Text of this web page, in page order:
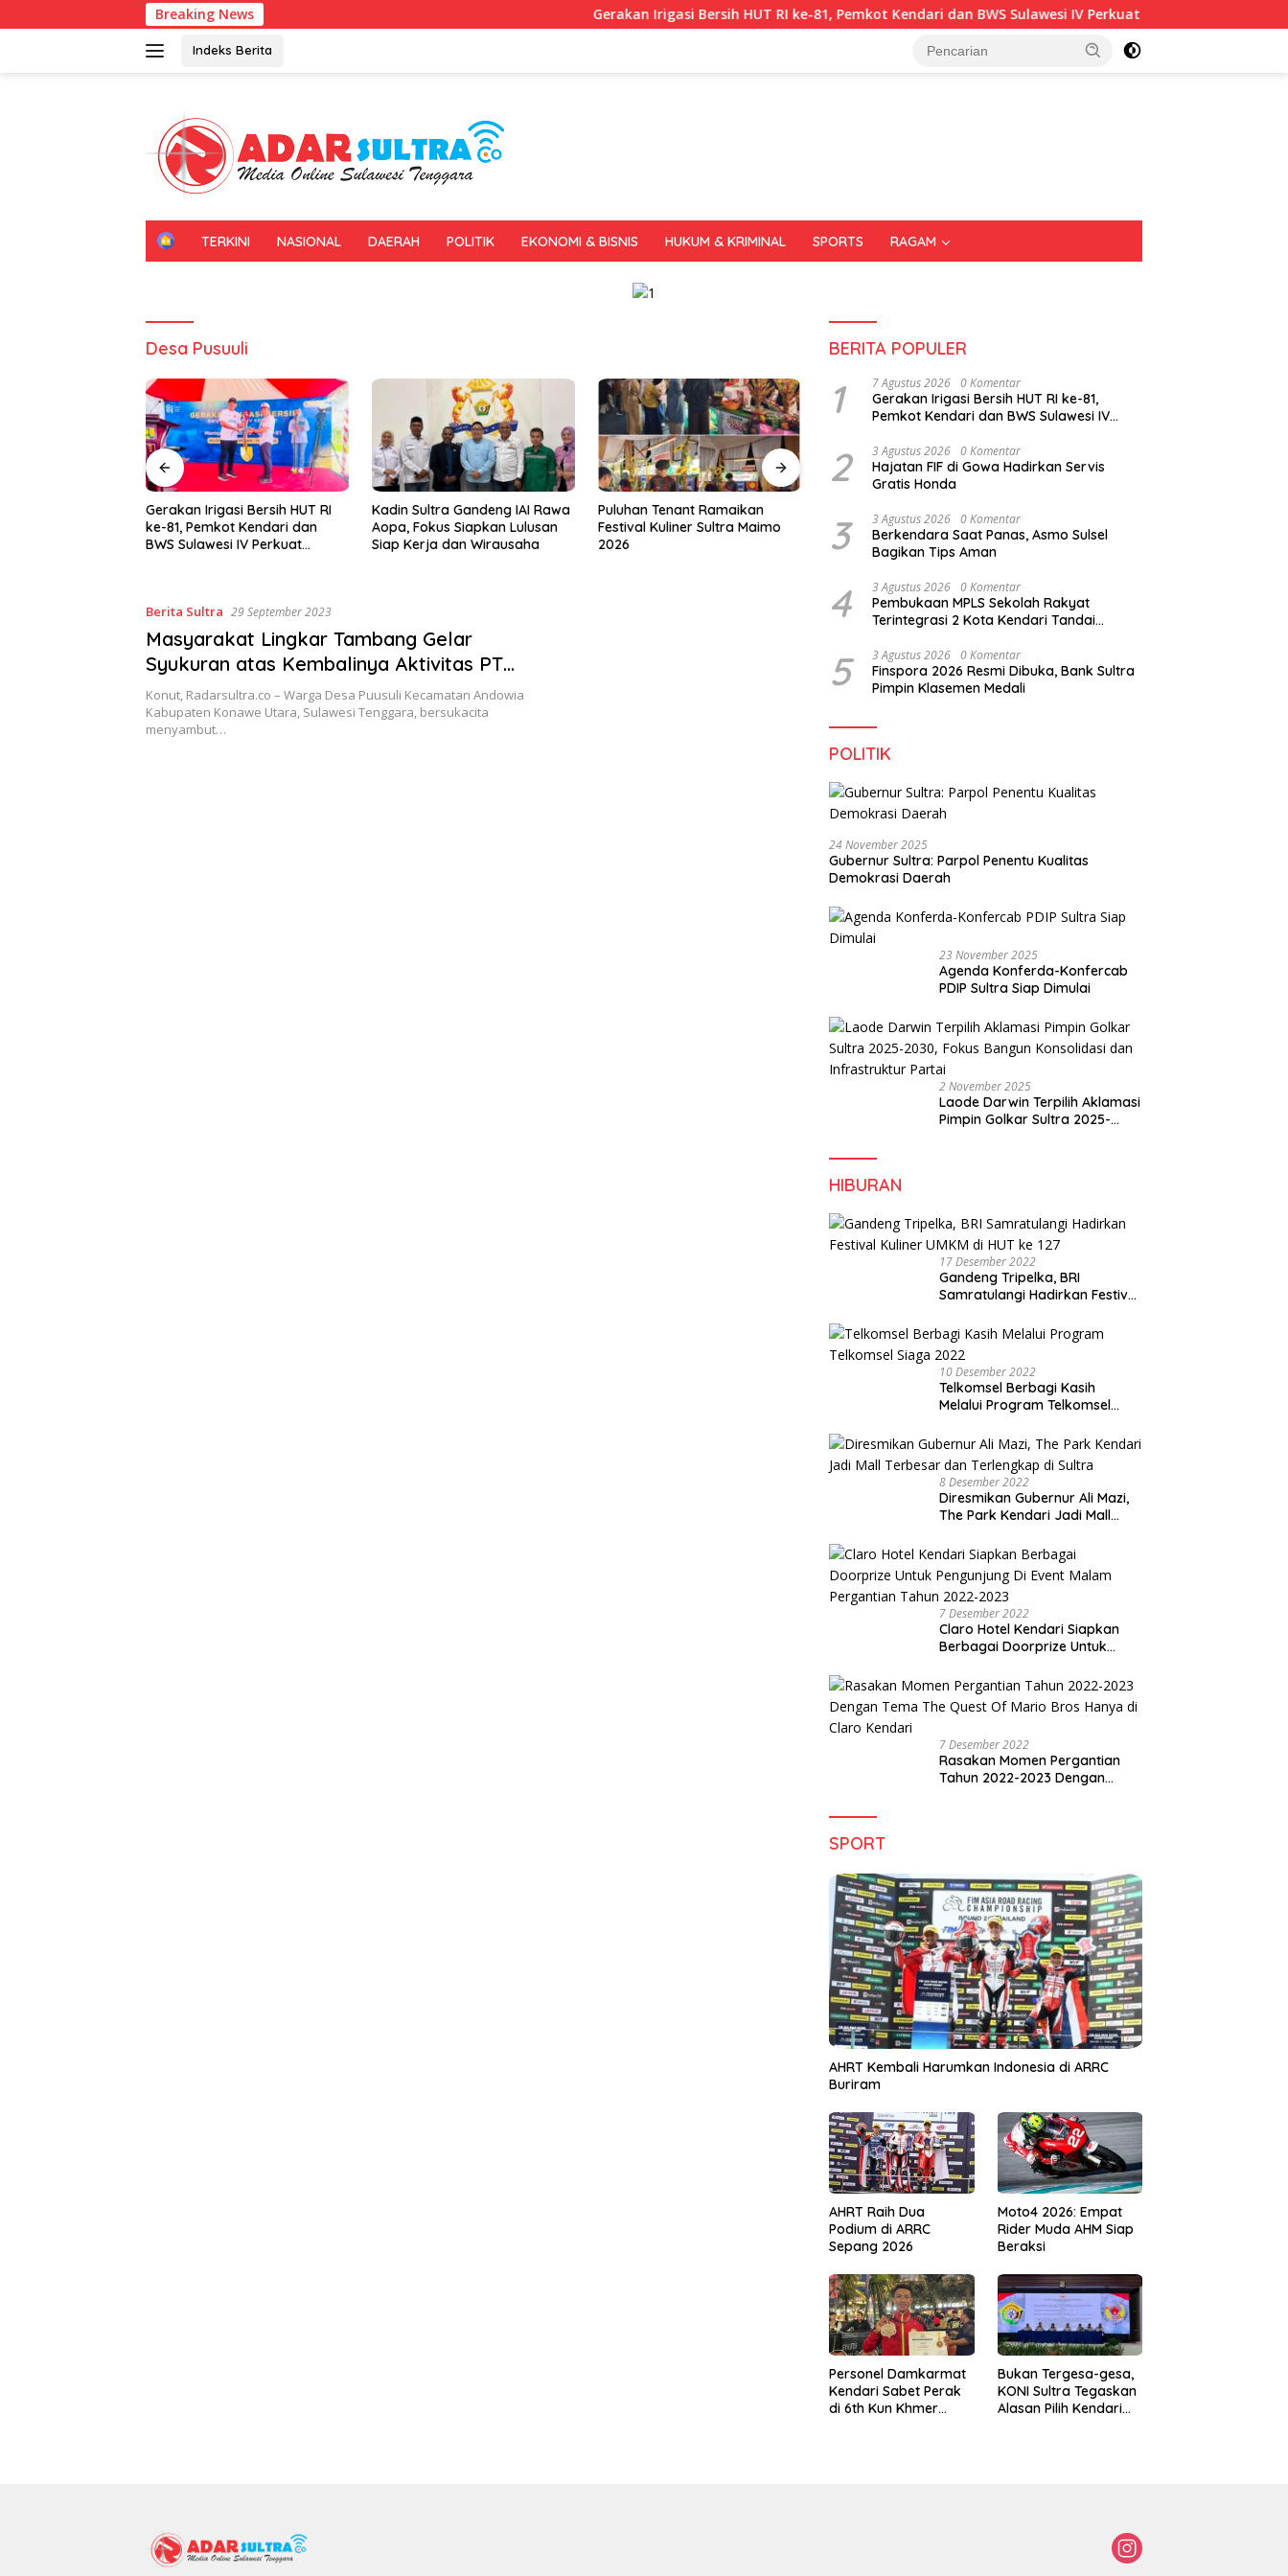
ke
Breaking News Gerakan Irigasi Bersih HUT RI ke-81, Pemkot Kendari dan BWS Sulawesi IV Perkuat Sinergi Jaga Irigasi Amohalo
Indeks Berita
H
TERKINI NASIONAL DAERAH POLITIK EKONOMI & BISNIS HUKUM & KRIMINAL SPORTS RAGAM
Desa Pusuuli
Kadin Sultra Gandeng IAI Rawa
Aopa, Fokus Siapkan Lulusan
Siap Kerja dan Wirausaha
Puluhan Tenant Ramaikan
Festival Kuliner Sultra Maimo
2026
Tiga Kabupaten Sultra Nikmati
Layanan Imigrasi Terintegrasi
Batas Negara
Infrastruktur Pariwisata dan
Berita Sultra 29 September 2023
Masyarakat Lingkar Tambang Gelar
Syukuran atas Kembalinya Aktivitas PT
SBP
Konut, Radarsultra.co – Warga Desa Puusuli Kecamatan Andowia
Kabupaten Konawe Utara, Sulawesi Tenggara, bersukacita
menyambut…
BERITA POPULER
1 7 Agustus 2026 0 Komentar
Gerakan Irigasi Bersih HUT RI ke-81,
Pemkot Kendari dan BWS Sulawesi IV
2 3 Agustus 2026 0 Komentar
Hajatan FIF di Gowa Hadirkan Servis
Gratis Honda
3 3 Agustus 2026 0 Komentar
Berkendara Saat Panas, Asmo Sulsel
Bagikan Tips Aman
4 3 Agustus 2026 0 Komentar
Pembukaan MPLS Sekolah Rakyat
Terintegrasi 2 Kota Kendari Tandai
5 3 Agustus 2026 0 Komentar
Finspora 2026 Resmi Dibuka, Bank Sultra
Pimpin Klasemen Medali
POLITIK
24 November 2025
Gubernur Sultra: Parpol Penentu Kualitas
Demokrasi Daerah
23 November 2025
Agenda Konferda-Konfercab
PDIP Sultra Siap Dimulai
2 November 2025
Laode Darwin Terpilih Aklamasi
Pimpin Golkar Sultra 2025-
HIBURAN
17 Desember 2022
Gandeng Tripelka, BRI
Samratulangi Hadirkan Festival
10 Desember 2022
Telkomsel Berbagi Kasih
Melalui Program Telkomsel
8 Desember 2022
Diresmikan Gubernur Ali Mazi,
The Park Kendari Jadi Mall
Sultra
7 Desember 2022
Claro Hotel Kendari Siapkan
Berbagai Doorprize Untuk
Pergantian Tahun 2022-2023
7 Desember 2022
Rasakan Momen Pergantian
Tahun 2022-2023 Dengan
SPORT
AHRT Kembali Harumkan Indonesia di ARRC
Buriram
AHRT Raih Dua
Podium di ARRC
Sepang 2026
Moto4 2026: Empat
Rider Muda AHM Siap
Beraksi
Personel Damkarmat
Kendari Sabet Perak
di 6th Kun Khmer
Bukan Tergesa-gesa,
KONI Sultra Tegaskan
Alasan Pilih Kendari